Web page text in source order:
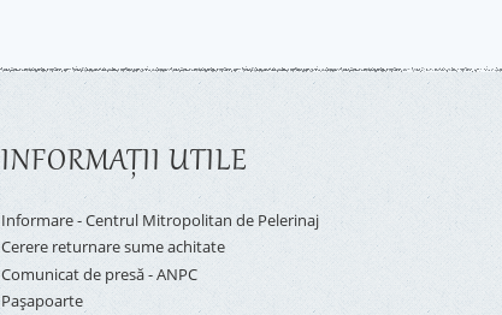
INFORMAŢII UTILE
Informare - Centrul Mitropolitan de Pelerinaj
Cerere returnare sume achitate
Comunicat de presă - ANPC
Pașapoarte